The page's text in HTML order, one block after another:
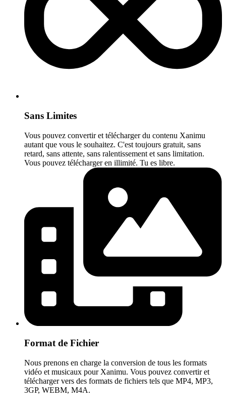
Sans Limites
Vous pouvez convertir et télécharger du contenu Xanimu
autant que vous le souhaitez. C'est toujours gratuit, sans
retard, sans attente, sans ralentissement et sans limitation.
Vous pouvez télécharger en illimité. Tu es libre.
Format de Fichier
Nous prenons en charge la conversion de tous les formats
vidéo et musicaux pour Xanimu. Vous pouvez convertir et
télécharger vers des formats de fichiers tels que MP4, MP3,
3GP, WEBM, M4A.